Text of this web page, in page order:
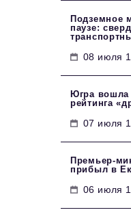
Подземное
паузе:
08 июля
Югра вошла
рейтинга
07 июля
Премьер-
прибыл в
06 июля